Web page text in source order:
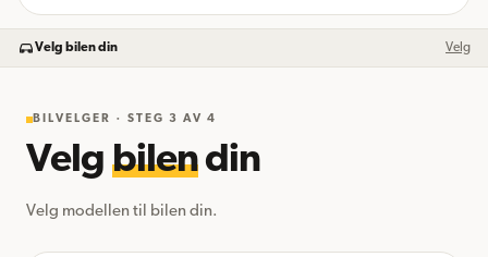
Velg bilen din Velg
BILVELGER · STEG 3 AV 4
Velg bilendin
Velg modellen til bilen din.